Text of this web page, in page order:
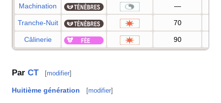
Machination —
Tranche-Nuit 70
Câlinerie 90
Par CT [modifier]
Huitième génération [modifier]